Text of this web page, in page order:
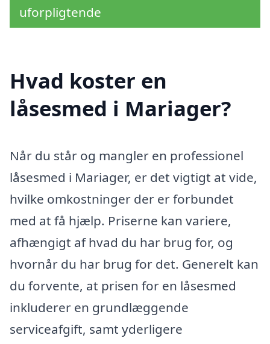
uforpligtende
Hvad koster en
låsesmed i Mariager?
Når du står og mangler en professionel
låsesmed i Mariager, er det vigtigt at vide,
hvilke omkostninger der er forbundet
med at få hjælp. Priserne kan variere,
afhængigt af hvad du har brug for, og
hvornår du har brug for det. Generelt kan
du forvente, at prisen for en låsesmed
inkluderer en grundlæggende
serviceafgift, samt yderligere